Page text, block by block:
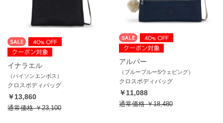
イナラエル
（パイソンエンボス）
クロスボディバッグ
￥13,860
通常価格￥23,100
アルバー
（ブルーブルーSウェビング）
クロスボディバッグ
￥11,088
通常価格￥18,480